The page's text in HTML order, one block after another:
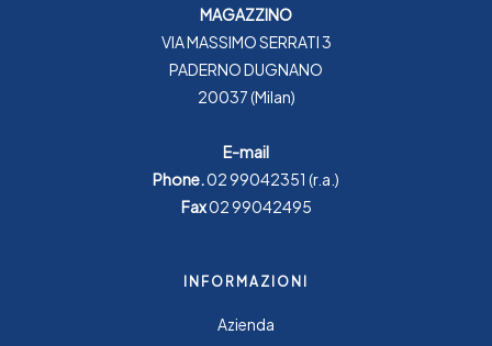
MAGAZZINO
VIA MASSIMO SERRATI 3
PADERNO DUGNANO
20037 (Milan)
E-mail
Phone.02 99042351 (r.a.)
Fax02 99042495
INFORMAZIONI
Azienda